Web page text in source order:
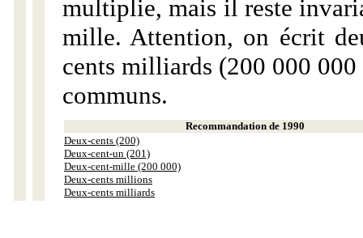
multiplie, mais il reste
mille. Attention, on écrit
cents milliards (200 000
communs.
Recommandation de 1990
Deux-cents (200)
Deux-cent-un (201)
Deux-cent-mille (200 000)
Deux-cents millions
Deux-cents milliards